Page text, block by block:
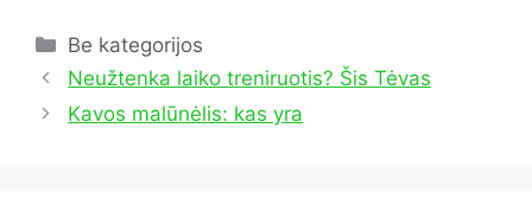
Kategorijos
Be kategorijos
Neužtenka laiko treniruotis? Šis Tėvas
Kavos malūnėlis: kas yra